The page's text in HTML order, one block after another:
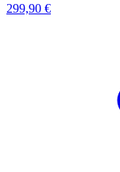
299,90 €